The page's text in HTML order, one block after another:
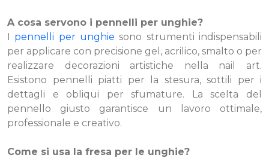
A cosa servono i pennelli per unghie?
I pennelli per unghie sono strumenti indispensabili
per applicare con precisione gel, acrilico, smalto o per
realizzare decorazioni artistiche nella nail art.
Esistono pennelli piatti per la stesura, sottili per i
dettagli e obliqui per sfumature. La scelta del
pennello giusto garantisce un lavoro ottimale,
professionale e creativo.
Come si usa la fresa per le unghie?